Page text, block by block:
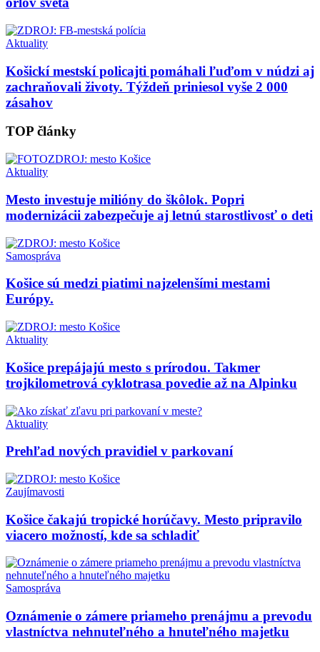
Aktuality
Košickí mestskí policajti pomáhali ľuďom v núdzi aj
zachraňovali životy. Týždeň priniesol vyše 2 000
zásahov
TOP články
Aktuality
Mesto investuje milióny do škôlok. Popri
modernizácii zabezpečuje aj letnú starostlivosť o deti
Samospráva
Košice sú medzi piatimi najzelenšími mestami
Európy.
Aktuality
Košice prepájajú mesto s prírodou. Takmer
trojkilometrová cyklotrasa povedie až na Alpinku
Aktuality
Prehľad nových pravidiel v parkovaní
Zaujímavosti
Košice čakajú tropické horúčavy. Mesto pripravilo
viacero možností, kde sa schladiť
Samospráva
Oznámenie o zámere priameho prenájmu a prevodu
vlastníctva nehnuteľného a hnuteľného majetku